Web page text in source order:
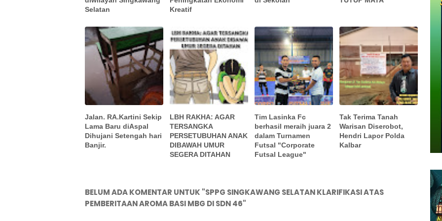
Selatan
Kreatif
Jalan. RA.Kartini Sekip
Lama Baru diAspal
Dihujani Setengah hari
Banjir.
LBH RAKHA: AGAR
TERSANGKA
PERSETUBUHAN ANAK
DIBAWAH UMUR
SEGERA DITAHAN
Tim Lasinka Fc
berhasil meraih juara 2
dalam Turnamen
Futsal "Corporate
Futsal League"
Tak Terima Tanah
Warisan Diserobot,
Hendri Lapor Polda
Kalbar
BELUM ADA KOMENTAR UNTUK "SPPG SINGKAWANG SELATAN KLARIFIKASI ATAS
PEMBERITAAN AROMA BASI MBG DI SDN 46"